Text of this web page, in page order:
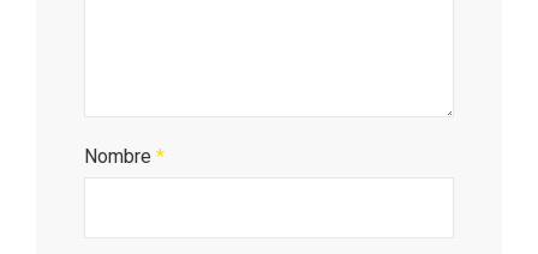
Nombre *